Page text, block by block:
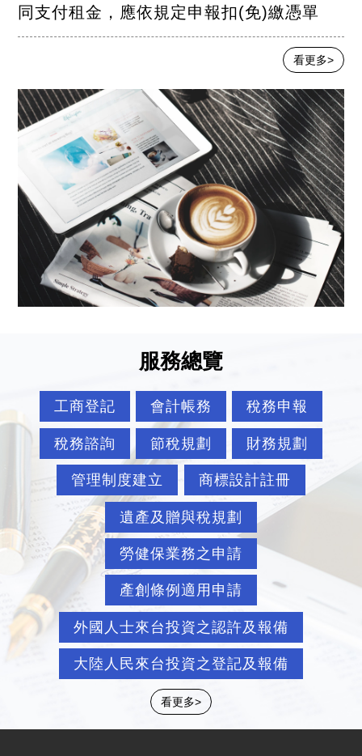
同支付租金，應依規定申報扣(免)繳憑單
看更多>
服務總覽
工商登記 會計帳務 稅務申報
稅務諮詢 節稅規劃 財務規劃
管理制度建立 商標設計註冊
遺產及贈與稅規劃
勞健保業務之申請
產創條例適用申請
外國人士來台投資之認許及報備
大陸人民來台投資之登記及報備
看更多>